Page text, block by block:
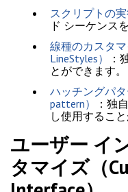
スクリプトの実
ド シーケンス
線種のカスタ
LineStyles）
：
とができます。
ハッチングパ
pattern）
：独
し使用すること
ユーザー イ
タマイズ（